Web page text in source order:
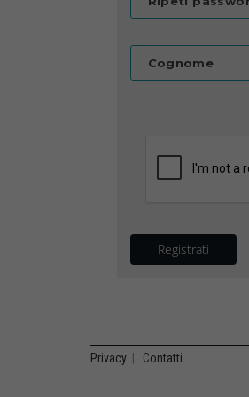
Cognome
Registrati
Privacy Contatti